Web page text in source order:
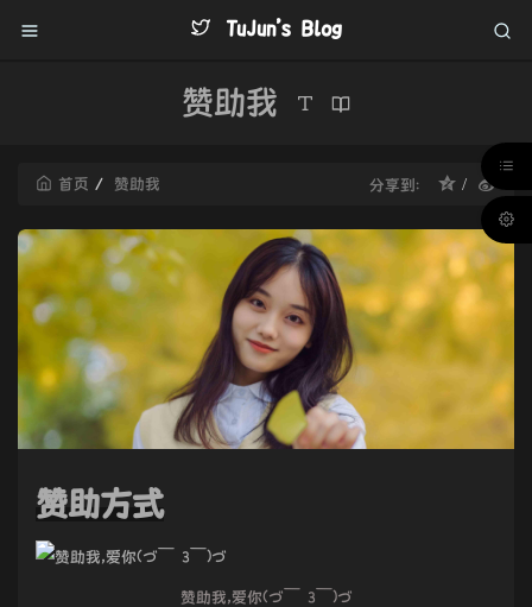
TuJun's Blog
赞助我
首页 赞助我 分享到：
赞助方式
赞助我,爱你(づ￣ 3￣)づ